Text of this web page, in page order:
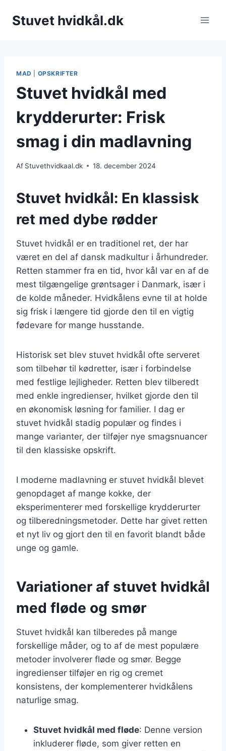
Stuvet hvidkål.dk
MAD OPSKRIFTER
Stuvet hvidkål med
krydderurter: Frisk
smag i din madlavning
Af Stuvethvidkaal.dk 18. december 2024
Stuvet hvidkål: En klassisk
ret med dybe rødder
Stuvet hvidkål er en traditionel ret, der har
været en del af dansk madkultur i århundreder.
Retten stammer fra en tid, hvor kål var en af de
mest tilgængelige grøntsager i Danmark, især i
de kolde måneder. Hvidkålens evne til at holde
sig frisk i længere tid gjorde den til en vigtig
fødevare for mange husstande.
Historisk set blev stuvet hvidkål ofte serveret
som tilbehør til kødretter, især i forbindelse
med festlige lejligheder. Retten blev tilberedt
med enkle ingredienser, hvilket gjorde den til
en økonomisk løsning for familier. I dag er
stuvet hvidkål stadig populær og findes i
mange varianter, der tilføjer nye smagsnuancer
til den klassiske opskrift.
I moderne madlavning er stuvet hvidkål blevet
genopdaget af mange kokke, der
eksperimenterer med forskellige krydderurter
og tilberedningsmetoder. Dette har givet retten
et nyt liv og gjort den til en favorit blandt både
unge og gamle.
Variationer af stuvet hvidkål
med fløde og smør
Stuvet hvidkål kan tilberedes på mange
forskellige måder, og to af de mest populære
metoder involverer fløde og smør. Begge
ingredienser tilføjer en rig og cremet
konsistens, der komplementerer hvidkålens
naturlige smag.
Stuvet hvidkål med fløde: Denne version
inkluderer fløde, som giver retten en